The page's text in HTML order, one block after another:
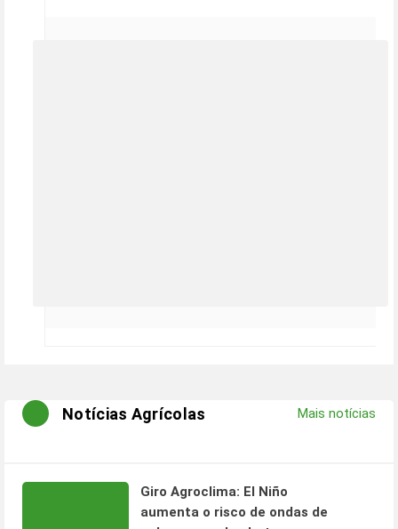
Notícias Agrícolas Mais notícias
Giro Agroclima: El Niño
aumenta o risco de ondas de